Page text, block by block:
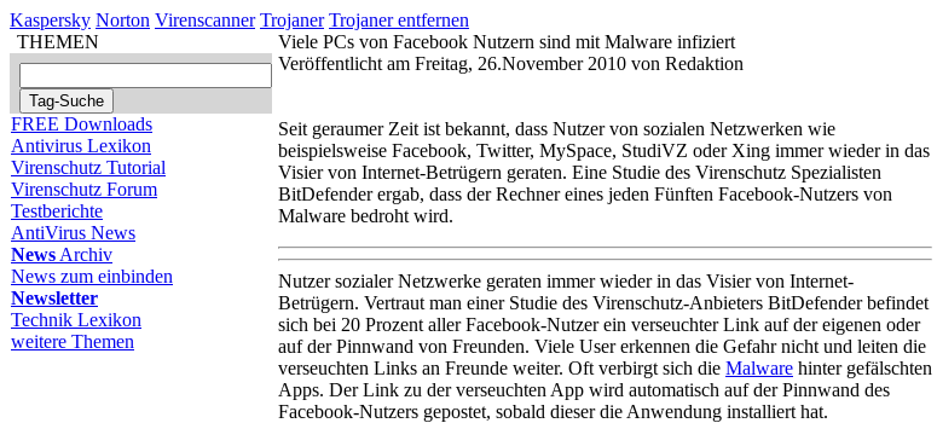
Kaspersky Norton Virenscanner Trojaner Trojaner entfernen
THEMEN
FREE Downloads
Antivirus Lexikon
Virenschutz Tutorial
Virenschutz Forum
Testberichte
AntiVirus News
News Archiv
News zum einbinden
Newsletter
Technik Lexikon
weitere Themen
Viele PCs von Facebook Nutzern sind mit Malware infiziert
Veröffentlicht am Freitag, 26.November 2010 von Redaktion
Seit geraumer Zeit ist bekannt, dass Nutzer von sozialen Netzwerken wie
beispielsweise Facebook, Twitter, MySpace, StudiVZ oder Xing immer wieder in das
Visier von Internet-Betrügern geraten. Eine Studie des Virenschutz Spezialisten
BitDefender ergab, dass der Rechner eines jeden Fünften Facebook-Nutzers von
Malware bedroht wird.
Nutzer sozialer Netzwerke geraten immer wieder in das Visier von Internet-
Betrügern. Vertraut man einer Studie des Virenschutz-Anbieters BitDefender befindet
sich bei 20 Prozent aller Facebook-Nutzer ein verseuchter Link auf der eigenen oder
auf der Pinnwand von Freunden. Viele User erkennen die Gefahr nicht und leiten die
verseuchten Links an Freunde weiter. Oft verbirgt sich die Malware hinter gefälschten
Apps. Der Link zu der verseuchten App wird automatisch auf der Pinnwand des
Facebook-Nutzers gepostet, sobald dieser die Anwendung installiert hat.